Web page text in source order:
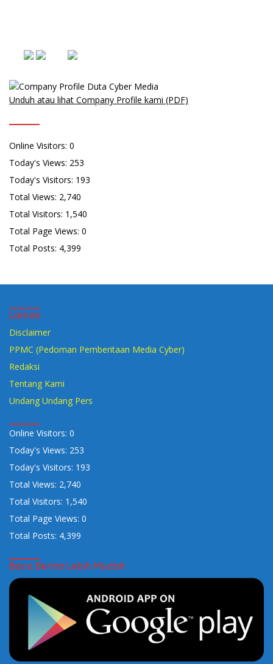
Unduh atau lihat Company Profile kami (PDF)
Online Visitors: 0
Today's Views: 253
Today's Visitors: 193
Total Views: 2,740
Total Visitors: 1,540
Total Page Views: 0
Total Posts: 4,399
Laman
Disclaimer
PPMC (Pedoman Pemberitaan Media Cyber)
Redaksi
Tentang Kami
Undang Undang Pers
Online Visitors: 0
Today's Views: 253
Today's Visitors: 193
Total Views: 2,740
Total Visitors: 1,540
Total Page Views: 0
Total Posts: 4,399
Baca Berita Lebih Mudah